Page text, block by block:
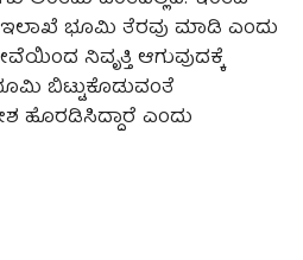
ಇಲಾಖೆ ಭೂಮಿ ತೆರವು ಮಾಡಿ ಎಂದು
ನಿವೃತ್ತಿ ಆಗುವುದಕ್ಕೆ
ಬಿಟ್ಟುಕೊಡುವಂತೆ
ಹೊರಡಿಸಿದ್ದಾರೆ ಎಂದು